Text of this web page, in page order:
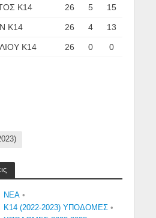
Κ14 26 5 15
Κ14 26 4 13
Κ14 26 0 0
NEA •
Κ14 (2022-2023) ΥΠΟΔΟΜΕΣ •